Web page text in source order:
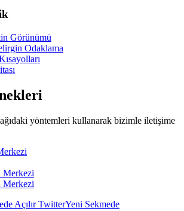
Görünümü
Odaklama
yöntemleri kullanarak bizimle iletişime
Merkezi
Merkezi
AçılırTwitterYeni Sekmede